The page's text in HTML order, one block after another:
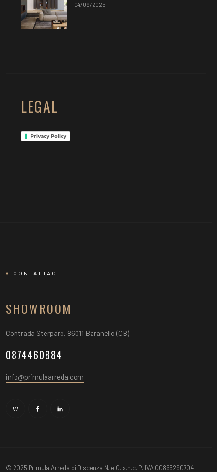
04/09/2025
LEGAL
Privacy Policy
CONTATTACI
SHOWROOM
Contrada Sterparo, 86011 Baranello (CB)
0874460884
info@primulaarreda.com
© 2025 Primula Arreda di Discenza N. e C. s.n.c. P. IVA 00865290704 -